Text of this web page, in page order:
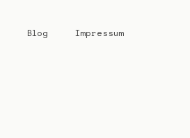
Blog Impressum